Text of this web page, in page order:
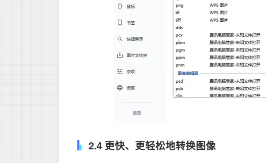
2.4 更快、更轻松地转换图像